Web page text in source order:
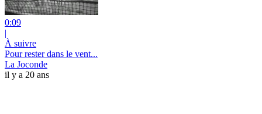
0:09
|
À suivre
Pour rester dans le vent...
La Joconde
il y a 20 ans